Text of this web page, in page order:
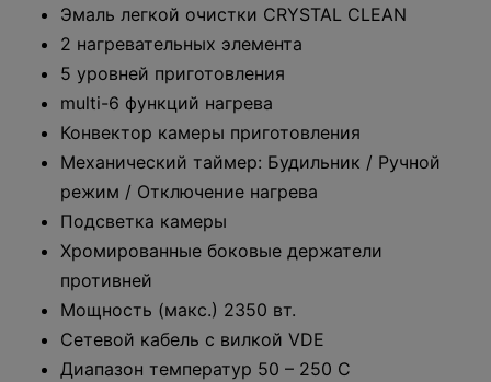
Эмаль легкой очистки CRYSTAL CLEAN
2 нагревательных элемента
5 уровней приготовления
multi-6 функций нагрева
Конвектор камеры приготовления
Механический таймер: Будильник / Ручной
режим / Отключение нагрева
Подсветка камеры
Хромированные боковые держатели
противней
Мощность (макс.) 2350 вт.
Сетевой кабель с вилкой VDE
Диапазон температур 50 – 250 С